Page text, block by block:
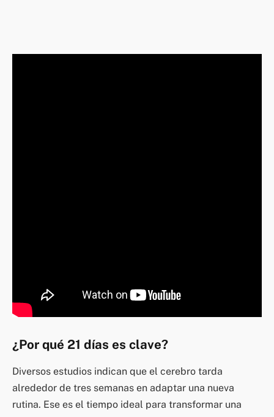
¿Por qué 21 días es clave?
Diversos estudios indican que el cerebro tarda
alrededor de tres semanas en adaptar una nueva
rutina. Ese es el tiempo ideal para transformar una